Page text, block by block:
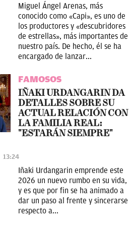
Miguel Ángel Arenas, más
conocido como «Capi», es uno de
los productores y «descubridores
de estrellas», más importantes de
nuestro país. De hecho, él se ha
encargado de lanzar...
FAMOSOS
IÑAKI URDANGARIN DA
DETALLES SOBRE SU
ACTUAL RELACIÓN CON
LA FAMILIA REAL:
"ESTARÁN SIEMPRE"
13:24
Iñaki Urdangarin emprende este
2026 un nuevo rumbo en su vida,
y es que por fin se ha animado a
dar un paso al frente y sincerarse
respecto a...